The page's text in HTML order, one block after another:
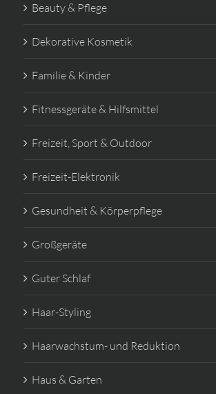
Beauty & Pflege
Dekorative Kosmetik
Familie & Kinder
Fitnessgeräte & Hilfsmittel
Freizeit, Sport & Outdoor
Freizeit-Elektronik
Gesundheit & Körperpflege
Großgeräte
Guter Schlaf
Haar-Styling
Haarwachstum- und Reduktion
Haus & Garten